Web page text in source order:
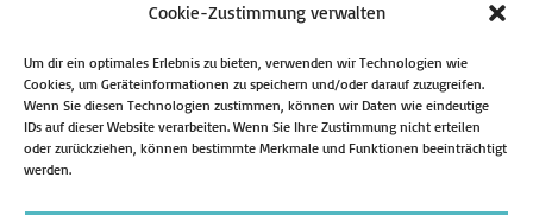
Cookie-Zustimmung verwalten
Um dir ein optimales Erlebnis zu bieten, verwenden wir Technologien wie
Cookies, um Geräteinformationen zu speichern und/oder darauf zuzugreifen.
Wenn Sie diesen Technologien zustimmen, können wir Daten wie eindeutige
IDs auf dieser Website verarbeiten. Wenn Sie Ihre Zustimmung nicht erteilen
oder zurückziehen, können bestimmte Merkmale und Funktionen beeinträchtigt
werden.
Matthias Eggers MdL und Ministerin Ina Scharrenbach MdL mit
Vorheriger Beitrag
Landtagswahl 2027 in NRW